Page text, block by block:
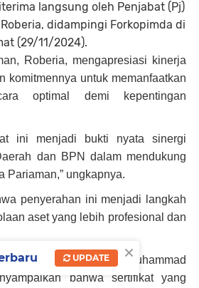
langsung oleh Penjabat (Pj)
didampingi Forkopimda di
(29/11/2024).
Roberia, mengapresiasi kinerja
komitmennya untuk memanfaatkan
optimal demi kepentingan
ini menjadi bukti nyata sinergi
dan BPN dalam mendukung
Pariaman,” ungkapnya.
penyerahan ini menjadi langkah
aset yang lebih profesional dan
BPN Kota Pariaman, Muhammad
bahwa sertifikat yang
×
UPDATE